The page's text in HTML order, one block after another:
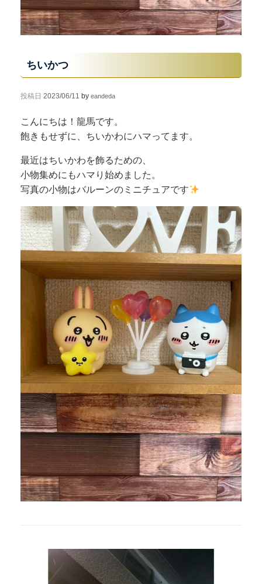
ちいかつ
投稿日 2023/06/11 by eandeda
こんにちは！龍馬です。
飽きもせずに、ちいかわにハマってます。
最近はちいかわを飾るための、
小物集めにもハマり始めました。
写真の小物はバルーンのミニチュアです